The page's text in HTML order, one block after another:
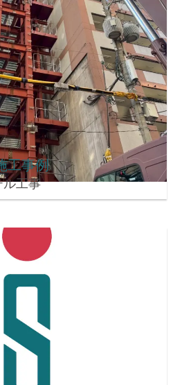
工事例
ル工事